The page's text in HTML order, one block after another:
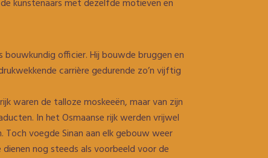
kunstenaars met dezelfde motieven en
bouwkundig officier. Hij bouwde bruggen en
carrière gedurende zo’n vijftig
waren de talloze moskeeën, maar van zijn
In het Osmaanse rijk werden vrijwel
voegde Sinan aan elk gebouw weer
nog steeds als voorbeeld voor de